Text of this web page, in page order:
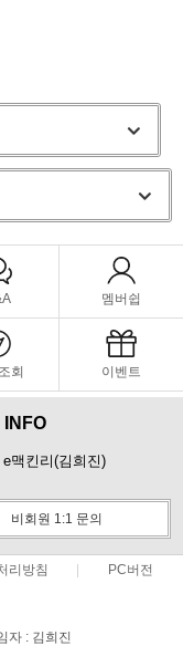
멤버쉽
회 이벤트
INFO
맥킨리(김희진)
비회원 1:1 문의
리방침 PC버전
자 : 김희진